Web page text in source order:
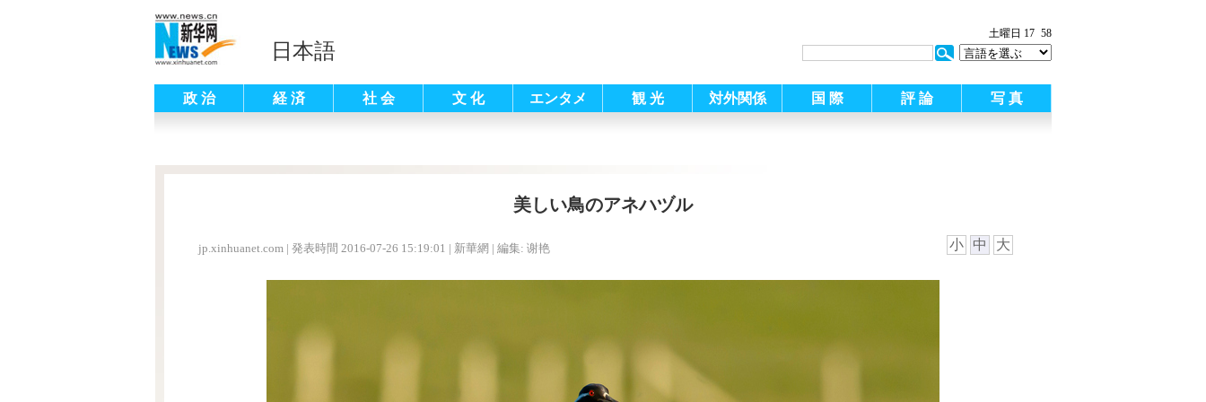
日本語
土曜日 17 58
政 治 経 済 社 会 文 化 エンタメ 観 光 対外関係 国 際 評 論 写 真
美しい鳥のアネハヅル
jp.xinhuanet.com | 発表時間 2016-07-26 15:19:01 | 新華網 | 編集: 谢艳 小 中 大